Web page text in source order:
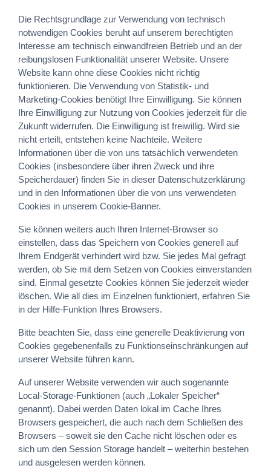
Die Rechtsgrundlage zur Verwendung von technisch
notwendigen Cookies beruht auf unserem berechtigten
Interesse am technisch einwandfreien Betrieb und an der
reibungslosen Funktionalität unserer Website. Unsere
Website kann ohne diese Cookies nicht richtig
funktionieren. Die Verwendung von Statistik- und
Marketing-Cookies benötigt Ihre Einwilligung. Sie können
Ihre Einwilligung zur Nutzung von Cookies jederzeit für die
Zukunft widerrufen. Die Einwilligung ist freiwillig. Wird sie
nicht erteilt, entstehen keine Nachteile. Weitere
Informationen über die von uns tatsächlich verwendeten
Cookies (insbesondere über ihren Zweck und ihre
Speicherdauer) finden Sie in dieser Datenschutzerklärung
und in den Informationen über die von uns verwendeten
Cookies in unserem Cookie-Banner.
Sie können weiters auch Ihren Internet-Browser so
einstellen, dass das Speichern von Cookies generell auf
Ihrem Endgerät verhindert wird bzw. Sie jedes Mal gefragt
werden, ob Sie mit dem Setzen von Cookies einverstanden
sind. Einmal gesetzte Cookies können Sie jederzeit wieder
löschen. Wie all dies im Einzelnen funktioniert, erfahren Sie
in der Hilfe-Funktion Ihres Browsers.
Bitte beachten Sie, dass eine generelle Deaktivierung von
Cookies gegebenenfalls zu Funktionseinschränkungen auf
unserer Website führen kann.
Auf unserer Website verwenden wir auch sogenannte
Local-Storage-Funktionen (auch „Lokaler Speicher“
genannt). Dabei werden Daten lokal im Cache Ihres
Browsers gespeichert, die auch nach dem Schließen des
Browsers – soweit sie den Cache nicht löschen oder es
sich um den Session Storage handelt – weiterhin bestehen
und ausgelesen werden können.